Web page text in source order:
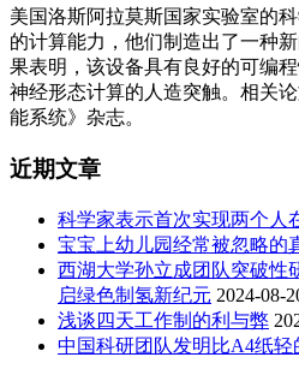
美国洛斯阿拉莫斯国家实验室的
的计算能力，他们制造出了一种
果表明，该设备具有良好的可编
神经形态计算的人造突触。相关
能系统》杂志。
近期文章
科学家表示首次实现两个人
宝宝上幼儿园经常被忽略的
西湖大学孙立成团队突破性
启绿色制氢新纪元 2024-08-
浅谈四天工作制的利与弊
中国科研团队发明比A4纸